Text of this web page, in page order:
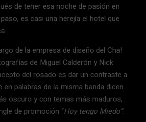
de tener esa noche de pasión en
es casi una herejía el hotel que
de la empresa de diseño del Cha!
de Miguel Calderón y Nick
del rosado es dar un contraste a
en palabras de la misma banda dicen
oscuro y con temas más maduros,
de promoción “Hoy tengo Miedo”.